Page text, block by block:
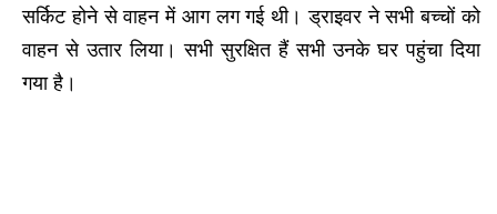
सर्किट होने से वाहन में आग लग गई थी। ड्राइवर ने सभी बच्चों को
वाहन से उतार लिया। सभी सुरक्षित हैं सभी उनके घर पहुंचा दिया
गया है।